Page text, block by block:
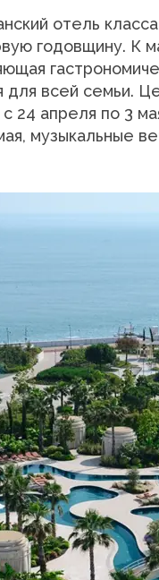
отель
годовщину. К
для всей семьи.
24 апреля по 3
музыкальные